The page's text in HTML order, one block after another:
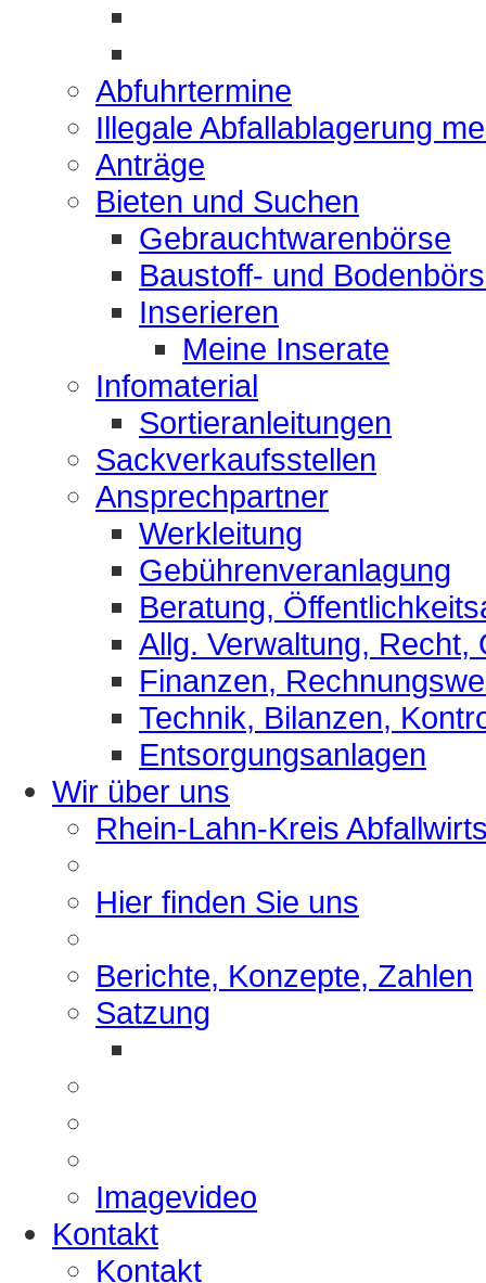
Abfuhrtermine
Illegale Abfallablagerung
Anträge
Bieten und Suchen
Gebrauchtwarenbörse
Baustoff- und
Inserieren
Meine Inserate
Infomaterial
Sortieranleitungen
Sackverkaufsstellen
Ansprechpartner
Werkleitung
Gebührenveranlagung
Beratung,
Allg. Verwaltung, Recht,
Finanzen,
Technik, Bilanzen,
Entsorgungsanlagen
Wir über uns
Rhein-Lahn-Kreis
Hier finden Sie uns
Berichte, Konzepte, Zahlen
Satzung
Imagevideo
Kontakt
Kontakt